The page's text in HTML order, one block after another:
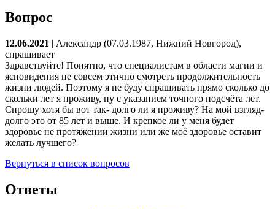
Вопрос
12.06.2021 | Александр (07.03.1987, Нижний Новгород),
спрашивает
Здравствуйте! Понятно, что специалистам в области магии и
ясновидения не совсем этично смотреть продолжительность
жизни людей. Поэтому я не буду спрашивать прямо сколько до
скольки лет я проживу, ну с указанием точного подсчёта лет.
Спрошу хотя бы вот так- долго ли я проживу? На мой взгляд-
долго это от 85 лет и выше. И крепкое ли у меня будет
здоровье не протяжении жизни или же моё здоровье оставит
желать лучшего?
Вернуться в список вопросов
Ответы